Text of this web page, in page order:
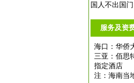
国人不出国
服务及资
海口：华侨
三亚：佰思
指定酒店
注：海南当